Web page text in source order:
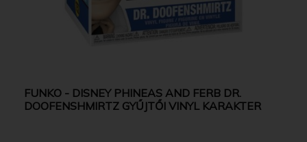
FUNKO - DISNEY PHINEAS AND FERB DR.
DOOFENSHMIRTZ GYŰJTŐI VINYL KARAKTER